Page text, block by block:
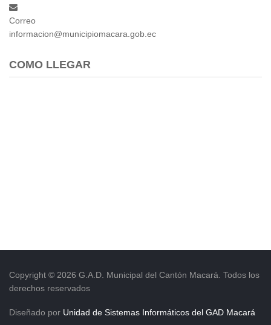
Correo
informacion@municipiomacara.gob.ec
COMO LLEGAR
Copyright © 2026 G.A.D. Municipal del Cantón Macará. Todos los
derechos reservados
Diseñado por Unidad de Sistemas Informáticos del GAD Macará
Mail